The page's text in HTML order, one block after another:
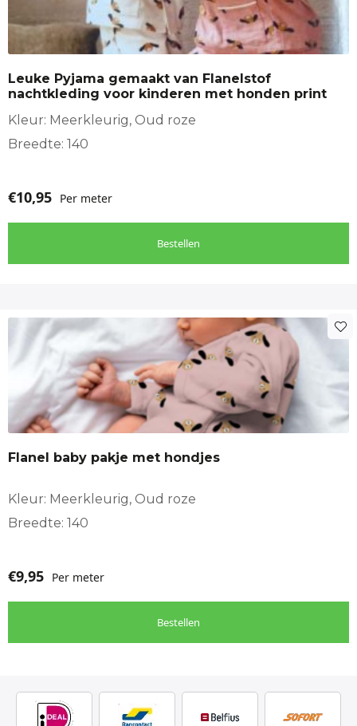
Leuke Pyjama gemaakt van Flanelstof
nachtkleding voor kinderen met honden print
Kleur: Meerkleurig, Oud roze
Breedte: 140
€10,95 Per meter
Bestellen
Flanel baby pakje met hondjes
Kleur: Meerkleurig, Oud roze
Breedte: 140
€9,95 Per meter
Bestellen